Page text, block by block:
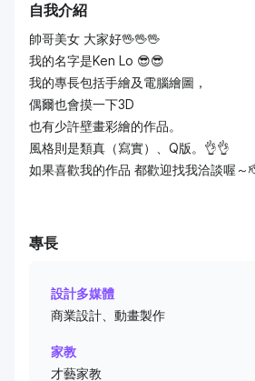
自我介紹
帥哥美女 大家好🖖🖖🖖
我的名字是Ken Lo 😎😎
我的專長包括手繪及電腦繪圖，
偶爾也會摸一下3D
也有少許壁畫彩繪的作品。
風格則是類真（寫實）、Q版。👌👌
如果喜歡我的作品 都歡迎找我洽談喔～
專長
設計多媒體
商業設計、動畫製作
家教
才藝家教